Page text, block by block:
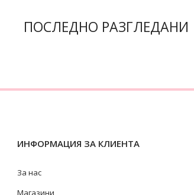
ПОСЛЕДНО РАЗГЛЕДАНИ
ИНФОРМАЦИЯ ЗА КЛИЕНТА
За нас
Магазини